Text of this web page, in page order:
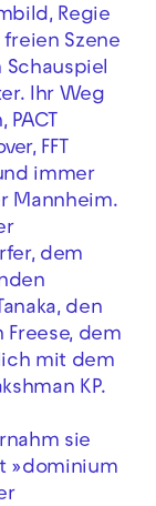
Regie
Szene
Schauspiel
Ihr Weg
FFT
immer
Mannheim.
dem
den
Freese, dem
mit dem
KP.
sie
»dominium